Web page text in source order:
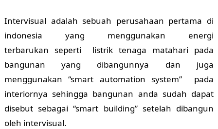
Intervisual adalah sebuah perusahaan pertama di
indonesia yang menggunakan energi
terbarukan seperti listrik tenaga matahari pada
bangunan yang dibangunnya dan juga
menggunakan “smart automation system” pada
interiornya sehingga bangunan anda sudah dapat
disebut sebagai “smart building” setelah dibangun
oleh intervisual.